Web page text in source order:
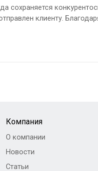
сохраняется
клиенту.
Компания
О компании
Новости
Статьи